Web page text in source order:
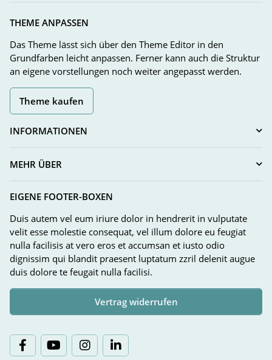
THEME ANPASSEN
Das Theme lässt sich über den Theme Editor in den
Grundfarben leicht anpassen. Ferner kann auch die Struktur
an eigene vorstellungen noch weiter angepasst werden.
Theme kaufen
INFORMATIONEN
MEHR ÜBER
EIGENE FOOTER-BOXEN
Duis autem vel eum iriure dolor in hendrerit in vulputate
velit esse molestie consequat, vel illum dolore eu feugiat
nulla facilisis at vero eros et accumsan et iusto odio
dignissim qui blandit praesent luptatum zzril delenit augue
duis dolore te feugait nulla facilisi.
Vertrag widerrufen